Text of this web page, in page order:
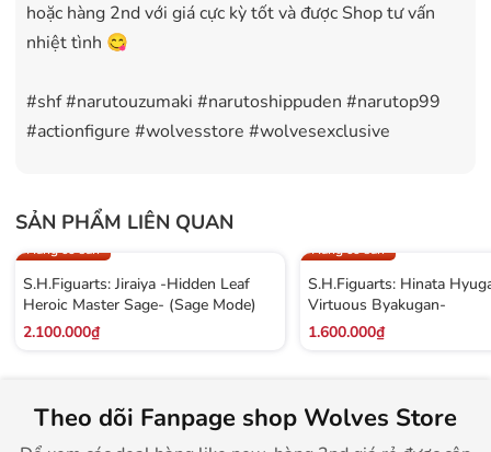
hoặc hàng 2nd với giá cực kỳ tốt và được Shop tư vấn
nhiệt tình 😋
#shf #narutouzumaki #narutoshippuden #narutop99
#actionfigure #wolvesstore #wolvesexclusive
SẢN PHẨM LIÊN QUAN
Like new
Hàng có sẵn
S.H.Figuarts: Jiraiya -Hidden Leaf
Heroic Master Sage- (Sage Mode)
2.100.000₫
Hàng có sẵn
S.H.Figuarts: Hinata
Virtuous Byakugan-
1.600.000₫
Theo dõi Fanpage shop Wolves Store